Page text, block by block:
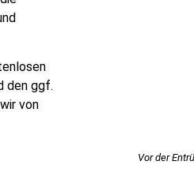
den ggf.
von
Vor der